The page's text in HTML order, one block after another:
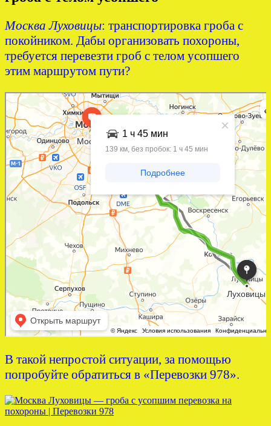
Москва Луховицы: транспортировка гроба с
покойником. Дабы организовать похороны,
требуется перевезти гроб с телом усопшего
этим маршрутом пути?
Яндекс Карты
Яндекс Карты
В такой непростой ситуации, за помощью
попробуйте обратиться в «Перевозки 978».